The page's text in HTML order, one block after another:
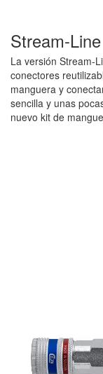
Stream-
La versión Stream-
conectores
manguera y
sencilla y unas
nuevo kit de